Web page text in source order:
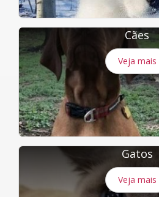
Cães
Veja mais
Gatos
Veja mais